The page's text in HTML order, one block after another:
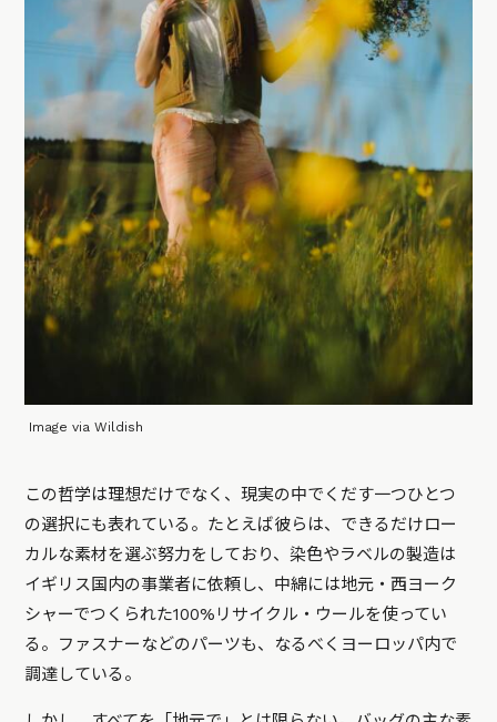
Image via Wildish
この哲学は理想だけでなく、現実の中でくだす一つひとつ
の選択にも表れている。たとえば彼らは、できるだけロー
カルな素材を選ぶ努力をしており、染色やラベルの製造は
イギリス国内の事業者に依頼し、中綿には地元・西ヨーク
シャーでつくられた100%リサイクル・ウールを使ってい
る。ファスナーなどのパーツも、なるべくヨーロッパ内で
調達している。